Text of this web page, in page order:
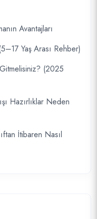
Avantajları
Yaş Arası Rehber)
(2025
Hazırlıklar Neden
İtibaren Nasıl